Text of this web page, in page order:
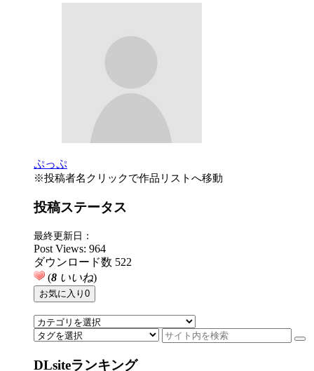
ぷっぷ
※投稿者名クリックで作品リストへ移動
投稿ステータス
最終更新日：
Post Views: 964
ダウンロード数 522
(8 いいね)
お気に入り 0
DLsiteランキング